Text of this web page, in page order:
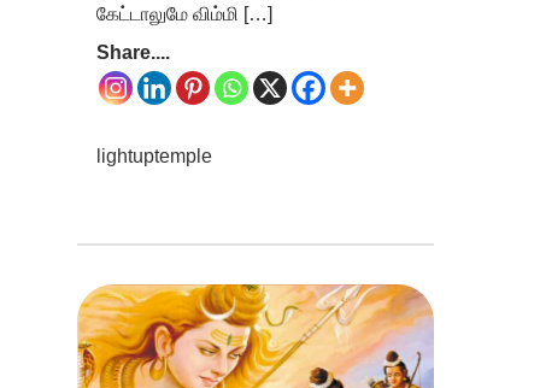
கேட்டாலுமே விம்மி […]
Share....
lightuptemple